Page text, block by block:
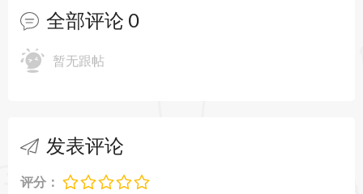
全部评论 0
暂无跟帖
发表评论
评分：